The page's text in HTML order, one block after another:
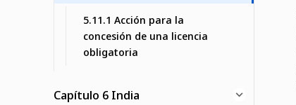
5.11.1 Acción para la
concesión de una licencia
obligatoria
Capítulo 6 India